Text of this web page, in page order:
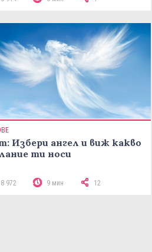
Избери ангел и виж какво
ти носи
972 9 мин 12